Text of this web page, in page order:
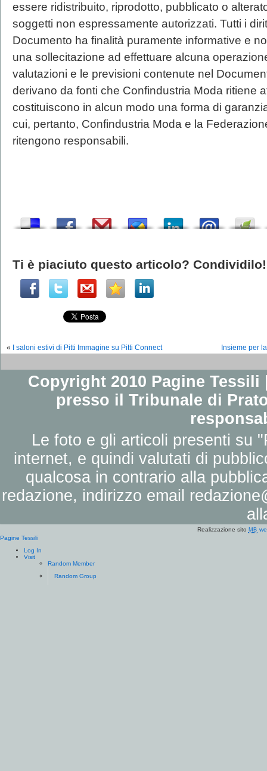
essere ridistribuito, riprodotto, pubblicato o
soggetti non espressamente autorizzati. Tutti i
Documento ha finalità puramente informative e
una sollecitazione ad effettuare alcuna
valutazioni e le previsioni contenute nel
derivano da fonti che Confindustria Moda ritiene
costituiscono in alcun modo una forma di
cui, pertanto, Confindustria Moda e la
ritengono responsabili.
Ti è piaciuto questo articolo? Condividilo!
« I saloni estivi di Pitti Immagine su Pitti Connect Insieme per
Copyright 2010 Pagine
presso il Tribunale di
Le foto e gli articoli presenti su
internet, e quindi valutati di
qualcosa in contrario alla
redazione, indirizzo email
Realizzazione sito MB
Pagine Tessili
Log In
Visit
Random Member
Random Group